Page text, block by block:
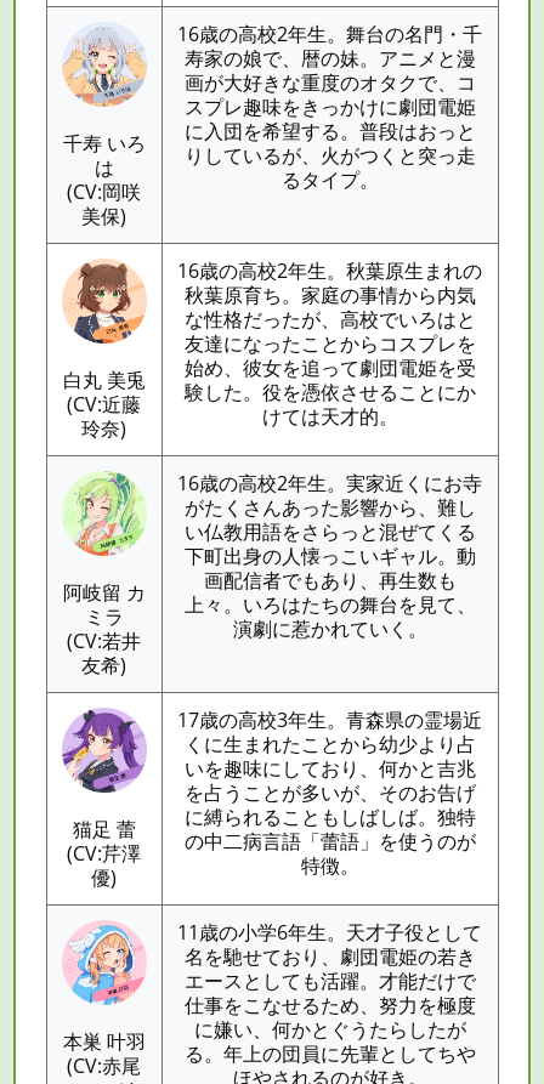
千寿 いろ
は
(CV:岡咲
美保)
16歳の高校2年生。舞台の名門・千
寿家の娘で、暦の妹。アニメと漫
画が大好きな重度のオタクで、コ
スプレ趣味をきっかけに劇団電姫
に入団を希望する。普段はおっと
りしているが、火がつくと突っ走
るタイプ。
白丸 美兎
(CV:近藤
玲奈)
16歳の高校2年生。秋葉原生まれの
秋葉原育ち。家庭の事情から内気
な性格だったが、高校でいろはと
友達になったことからコスプレを
始め、彼女を追って劇団電姫を受
験した。役を憑依させることにか
けては天才的。
阿岐留 カ
ミラ
(CV:若井
友希)
16歳の高校2年生。実家近くにお寺
がたくさんあった影響から、難し
い仏教用語をさらっと混ぜてくる
下町出身の人懐っこいギャル。動
画配信者でもあり、再生数も
上々。いろはたちの舞台を見て、
演劇に惹かれていく。
猫足 蕾
(CV:芹澤
優)
17歳の高校3年生。青森県の霊場近
くに生まれたことから幼少より占
いを趣味にしており、何かと吉兆
を占うことが多いが、そのお告げ
に縛られることもしばしば。独特
の中二病言語「蕾語」を使うのが
特徴。
本巣 叶羽
(CV:赤尾
11歳の小学6年生。天才子役として
名を馳せており、劇団電姫の若き
エースとしても活躍。才能だけで
仕事をこなせるため、努力を極度
に嫌い、何かとぐうたらしたが
る。年上の団員に先輩としてちや
ほやされるのが好き。